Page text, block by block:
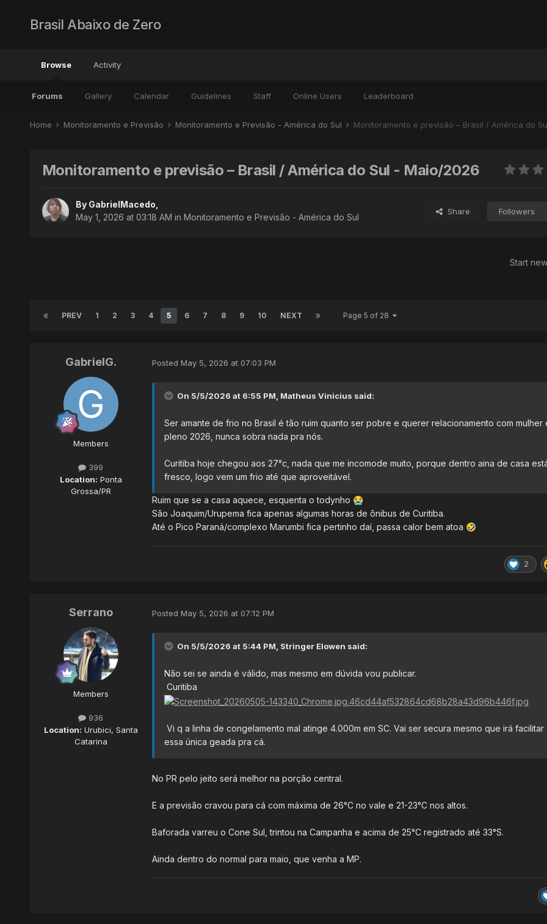
Brasil Abaixo de Zero
Browse
Forums Gallery Calendar Guidelines Staff Online Users Leaderboard
Activity
Home Monitoramento e Previsão Monitoramento e Previsão - América do Sul Monitoramento e previsão – Brasil / América do
Monitoramento e previsão – Brasil / América do Sul - Maio/2026
By GabrielMacedo
May 1, 2026 at 03:18 AM in Monitoramento e Previsão - América do Sul
Share Followers
Start
PREV 1 2 3 4 5 6 7 8 9 10 NEXT Page 5 of 28
GabrielG.
Members
399
Location: Ponta
Grossa/PR
Posted May 5, 2026 at 07:03 PM
On 5/5/2026 at 6:55 PM, Matheus Vinicius said:
Ser amante de frio no Brasil é tão ruim quanto ser pobre e querer relacionamento com mulher
pleno 2026, nunca sobra nada pra nós.
Curitiba hoje chegou aos 27°c, nada que me incomode muito, porque dentro aina de casa
fresco, logo vem um frio até que aproveitável.
Ruim que se a casa aquece, esquenta o todynho 😭
São Joaquim/Urupema fica apenas algumas horas de ônibus de Curitiba.
Até o Pico Paraná/complexo Marumbi fica pertinho daí, passa calor bem atoa 🤣
2
Serrano
Members
936
Location: Urubici, Santa
Catarina
Posted May 5, 2026 at 07:12 PM
On 5/5/2026 at 5:44 PM, Stringer Elowen said:
Não sei se ainda é válido, mas mesmo em dúvida vou publicar.
Curitiba
Vi q a linha de congelamento mal atinge 4.000m em SC. Vai ser secura mesmo que irá facilitar
essa única geada pra cá.
No PR pelo jeito será melhor na porção central.
E a previsão cravou para cá com máxima de 26°C no vale e 21-23°C nos altos.
Baforada varreu o Cone Sul, trintou na Campanha e acima de 25°C registrado até 33°S.
Ainda dentro do normal para maio, que venha a MP.